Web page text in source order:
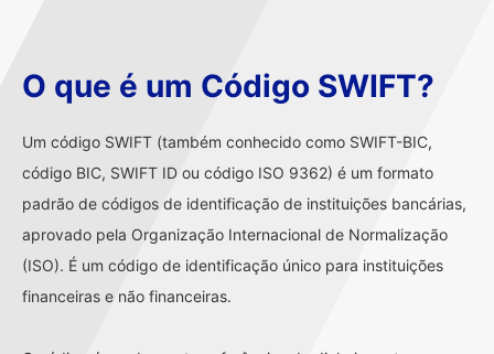
O que é um Código SWIFT?
Um código SWIFT (também conhecido como SWIFT-BIC,
código BIC, SWIFT ID ou código ISO 9362) é um formato
padrão de códigos de identificação de instituições bancárias,
aprovado pela Organização Internacional de Normalização
(ISO). É um código de identificação único para instituições
financeiras e não financeiras.